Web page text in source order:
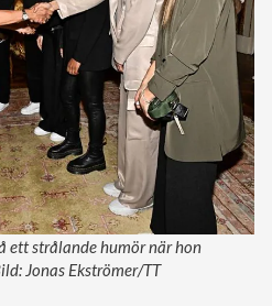
ett strålande humör när hon
Jonas Ekströmer/TT